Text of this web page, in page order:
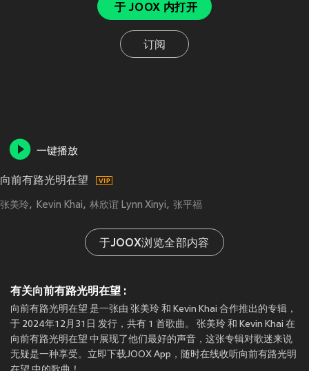
于 JOOX 内打开
订阅
一键播放
向前有路光明在望
张美玲 Kevin Khai 林欣谊 Lynn Xinyi 张平福
于JOOX浏览全部内容
有关向前有路光明在望 :
向前有路光明在望 是一张由 张美玲 和 Kevin Khai 合作推出的专辑，
于 2024年12月31日 发行，共有 1 首歌曲。 张美玲 和 Kevin Khai 在
向前有路光明在望 中展现了他们最好的声音，这张专辑对歌迷来说
无疑是一种享受。立即下载JOOX App，随时在线收听向前有路光明